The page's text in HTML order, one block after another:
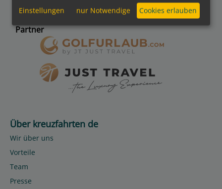
Partner
Über kreuzfahrten de
Wir über uns
Vorteile
Team
Presse
Einstellungen nur Notwendige Cookies erlauben